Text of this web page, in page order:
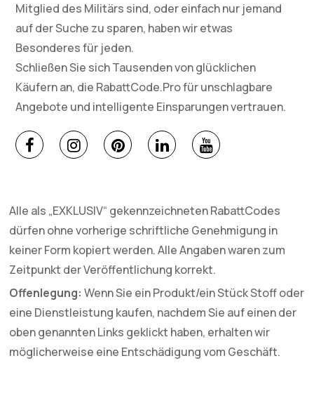
Mitglied des Militärs sind, oder einfach nur jemand
auf der Suche zu sparen, haben wir etwas
Besonderes für jeden.
Schließen Sie sich Tausenden von glücklichen
Käufern an, die RabattCode.Pro für unschlagbare
Angebote und intelligente Einsparungen vertrauen.
Alle als „EXKLUSIV“ gekennzeichneten RabattCodes
dürfen ohne vorherige schriftliche Genehmigung in
keiner Form kopiert werden. Alle Angaben waren zum
Zeitpunkt der Veröffentlichung korrekt.
Offenlegung: Wenn Sie ein Produkt/ein Stück Stoff oder
eine Dienstleistung kaufen, nachdem Sie auf einen der
oben genannten Links geklickt haben, erhalten wir
möglicherweise eine Entschädigung vom Geschäft.